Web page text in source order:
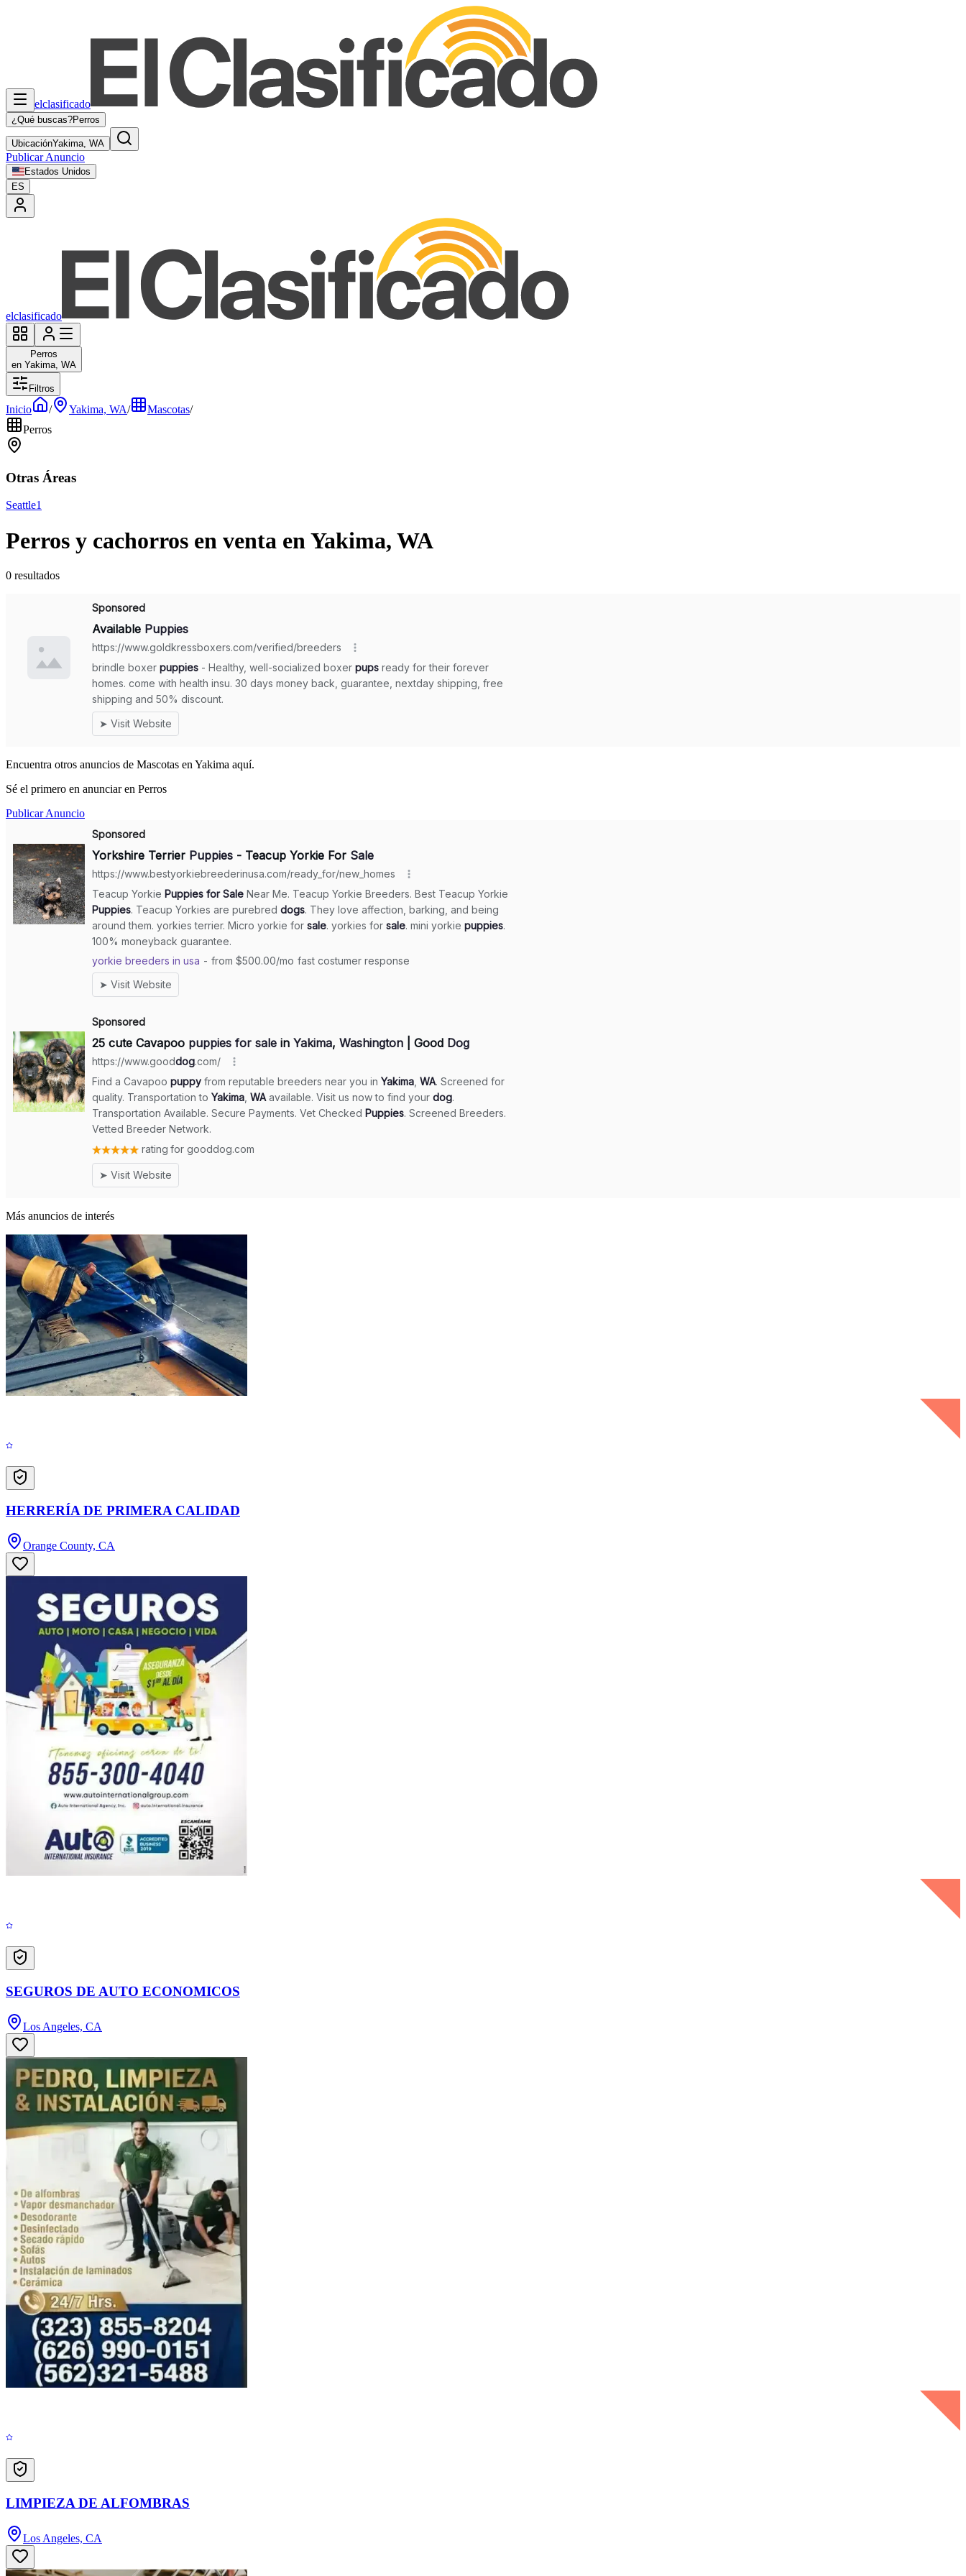
elclasificado
¿Qué buscas?Perros
UbicaciónYakima, WA
Publicar Anuncio
Estados Unidos
ES
elclasificado
Perros
en Yakima, WA
Filtros
Inicio / Yakima, WA/ Mascotas/
Perros
Otras Áreas
Seattle1
Perros y cachorros en venta en Yakima, WA
0 resultados
Encuentra otros anuncios de Mascotas en Yakima aquí.
Sé el primero en anunciar en Perros
Publicar Anuncio
Más anuncios de interés
HERRERÍA DE PRIMERA CALIDAD
Orange County, CA
SEGUROS DE AUTO ECONOMICOS
Los Angeles, CA
LIMPIEZA DE ALFOMBRAS
Los Angeles, CA